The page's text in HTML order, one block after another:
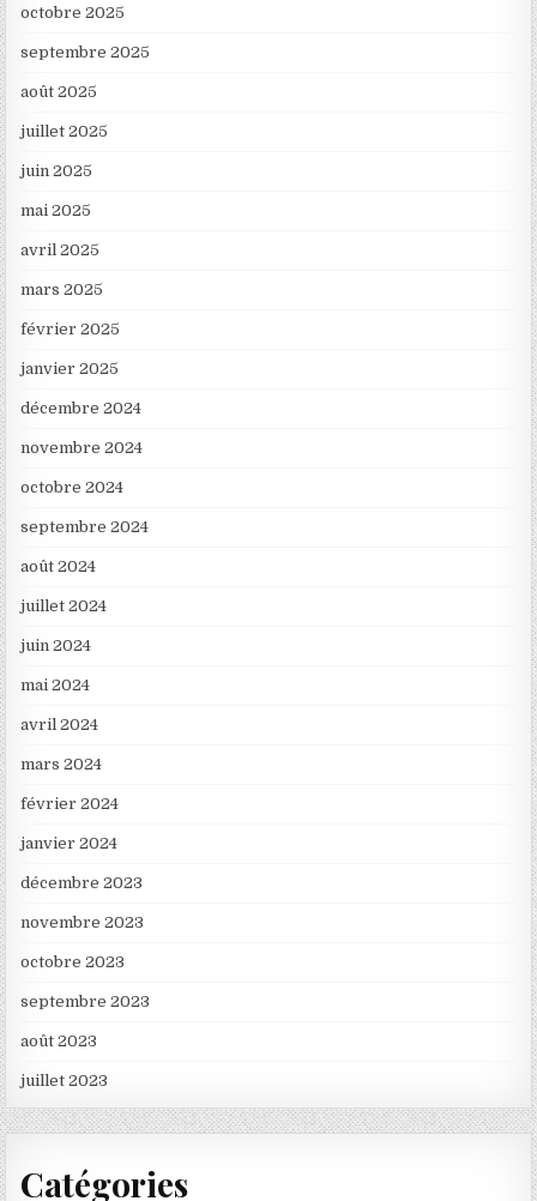
octobre 2025
septembre 2025
août 2025
juillet 2025
juin 2025
mai 2025
avril 2025
mars 2025
février 2025
janvier 2025
décembre 2024
novembre 2024
octobre 2024
septembre 2024
août 2024
juillet 2024
juin 2024
mai 2024
avril 2024
mars 2024
février 2024
janvier 2024
décembre 2023
novembre 2023
octobre 2023
septembre 2023
août 2023
juillet 2023
Catégories